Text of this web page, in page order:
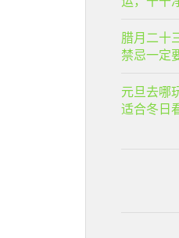
腊月二十
禁忌一定
元旦去哪
适合冬日